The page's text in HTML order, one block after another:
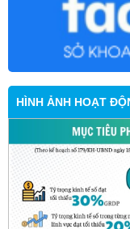
HÌNH ẢNH HOẠT